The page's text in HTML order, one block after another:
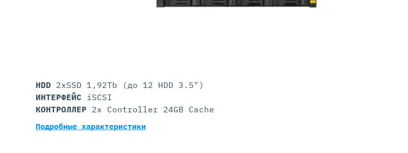
HDD 2xSSD 1,92Tb (до 12 HDD 3.5")
ИНТЕРФЕЙС iSCSI
КОНТРОЛЛЕР 2x Controller 24GB Cache
Подробные характеристики